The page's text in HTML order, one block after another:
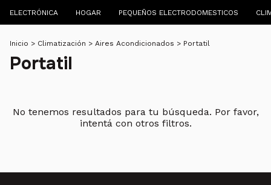
ELECTRÓNICA HOGAR PEQUEÑOS ELECTRODOMESTICOS
Inicio > Climatización > Aires Acondicionados > Portatil
Portatil
No tenemos resultados para tu búsqueda. Por favor,
intentá con otros filtros.